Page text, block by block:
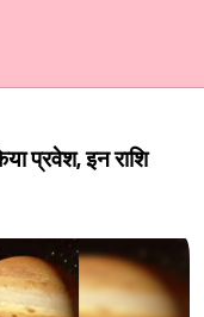
प्रवेश, इन राशि